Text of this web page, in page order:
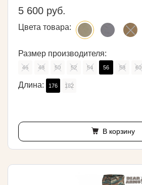
5 600 руб.
Цвета товара:
Размер производителя:
46 48 50 52 54 56 58 60
Длина: 176 182
В корзину